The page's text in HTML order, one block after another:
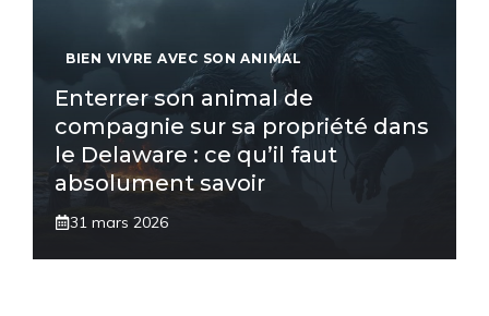
BIEN VIVRE AVEC SON ANIMAL
Enterrer son animal de
compagnie sur sa propriété dans
le Delaware : ce qu’il faut
absolument savoir
31 mars 2026